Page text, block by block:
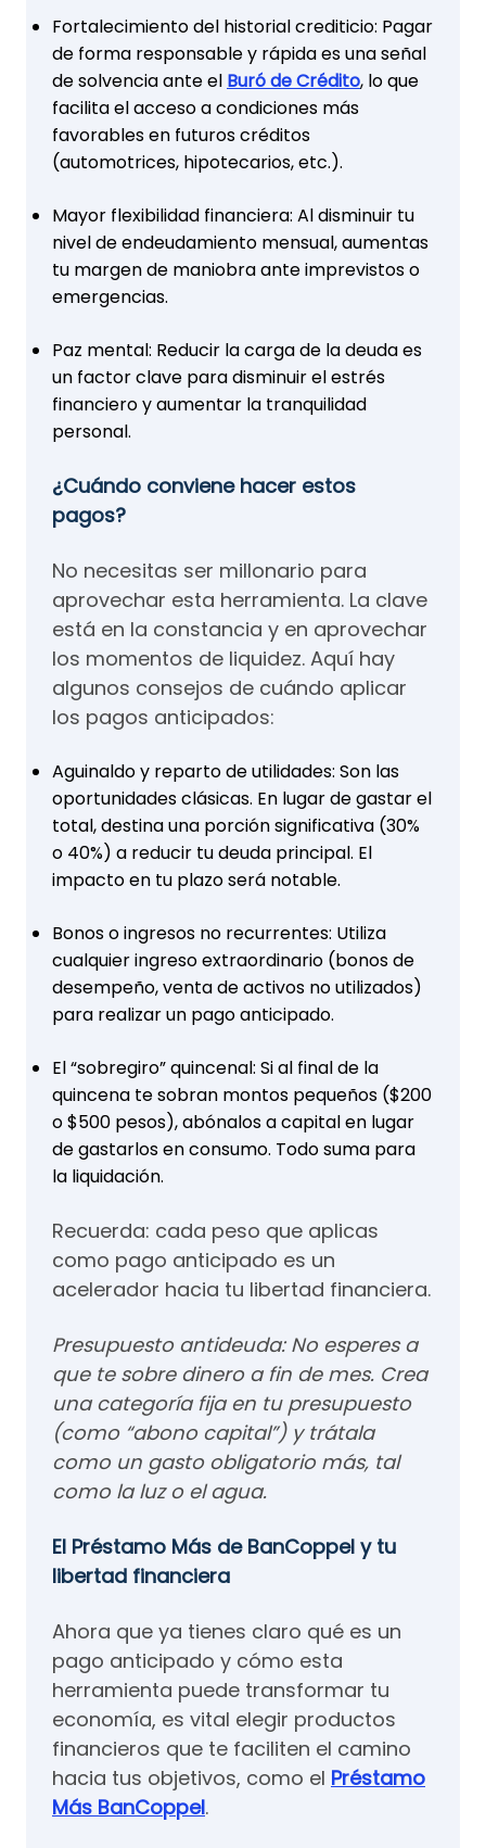
Fortalecimiento del historial crediticio: Pagar
de forma responsable y rápida es una señal
de solvencia ante el Buró de Crédito, lo que
facilita el acceso a condiciones más
favorables en futuros créditos
(automotrices, hipotecarios, etc.).
Mayor flexibilidad financiera: Al disminuir tu
nivel de endeudamiento mensual, aumentas
tu margen de maniobra ante imprevistos o
emergencias.
Paz mental: Reducir la carga de la deuda es
un factor clave para disminuir el estrés
financiero y aumentar la tranquilidad
personal.
¿Cuándo conviene hacer estos
pagos?
No necesitas ser millonario para
aprovechar esta herramienta. La clave
está en la constancia y en aprovechar
los momentos de liquidez. Aquí hay
algunos consejos de cuándo aplicar
los pagos anticipados:
Aguinaldo y reparto de utilidades: Son las
oportunidades clásicas. En lugar de gastar el
total, destina una porción significativa (30%
o 40%) a reducir tu deuda principal. El
impacto en tu plazo será notable.
Bonos o ingresos no recurrentes: Utiliza
cualquier ingreso extraordinario (bonos de
desempeño, venta de activos no utilizados)
para realizar un pago anticipado.
El “sobregiro” quincenal: Si al final de la
quincena te sobran montos pequeños ($200
o $500 pesos), abónalos a capital en lugar
de gastarlos en consumo. Todo suma para
la liquidación.
Recuerda: cada peso que aplicas
como pago anticipado es un
acelerador hacia tu libertad financiera.
Presupuesto antideuda: No esperes a
que te sobre dinero a fin de mes. Crea
una categoría fija en tu presupuesto
(como “abono capital”) y trátala
como un gasto obligatorio más, tal
como la luz o el agua.
El Préstamo Más de BanCoppel y tu
libertad financiera
Ahora que ya tienes claro qué es un
pago anticipado y cómo esta
herramienta puede transformar tu
economía, es vital elegir productos
financieros que te faciliten el camino
hacia tus objetivos, como el Préstamo
Más BanCoppel.